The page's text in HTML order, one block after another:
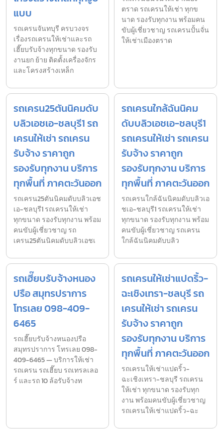
แบบ
รถเครนจันทบุรี ครบวงจร
เรื่องรถเครนให้เช่าและรถ
เฮี๊ยบรับจ้างทุกขนาด รองรับ
งานยก ย้าย ติดตั้งเครื่องจักร
และโครงสร้างเหล็ก
ตราด รถเครนให้เช่า ทุกข
นาด รองรับทุกงาน พร้อมคน
ขับผู้เชี่ยวชาญ รถเครนปั้นจั่น
ให้เช่าเมืองตราด
รถเครน25ตันนิคมดับ
บลิวเอชเอ-ชลบุรี1 รถ
เครนให้เช่า รถเครน
รับจ้าง ราคาถูก
รองรับทุกงาน บริการ
ทุกพื้นที่ ภาคตะวันออก
รถเครน25ตันนิคมดับบลิวเอช
เอ-ชลบุรี1 รถเครนให้เช่า
ทุกขนาด รองรับทุกงาน พร้อม
คนขับผู้เชี่ยวชาญ รถ
เครน25ตันนิคมดับบลิวเอชเ
รถเครนใกล้ฉันนิคม
ดับบลิวเอชเอ-ชลบุรี1
รถเครนให้เช่า รถเครน
รับจ้าง ราคาถูก
รองรับทุกงาน บริการ
ทุกพื้นที่ ภาคตะวันออก
รถเครนใกล้ฉันนิคมดับบลิวเอ
ชเอ-ชลบุรี1 รถเครนให้เช่า
ทุกขนาด รองรับทุกงาน พร้อม
คนขับผู้เชี่ยวชาญ รถเครน
ใกล้ฉันนิคมดับบลิว
รถเฮี๊ยบรับจ้างหนอง
ปรือ สมุทรปราการ
โทรเลย 098-409-
6465
รถเฮี๊ยบรับจ้างหนองปรือ
สมุทรปราการ โทรเลย 098-
409-6465 — บริการให้เช่า
รถเครน รถเฮี๊ยบ รถเทรลเลอ
ร์ และรถ 10 ล้อรับจ้างท
รถเครนให้เช่าแปดริ้ว-
ฉะเชิงเทรา-ชลบุรี รถ
เครนให้เช่า รถเครน
รับจ้าง ราคาถูก
รองรับทุกงาน บริการ
ทุกพื้นที่ ภาคตะวันออก
รถเครนให้เช่าแปดริ้ว-
ฉะเชิงเทรา-ชลบุรี รถเครน
ให้เช่า ทุกขนาด รองรับทุก
งาน พร้อมคนขับผู้เชี่ยวชาญ
รถเครนให้เช่าแปดริ้ว-ฉะ